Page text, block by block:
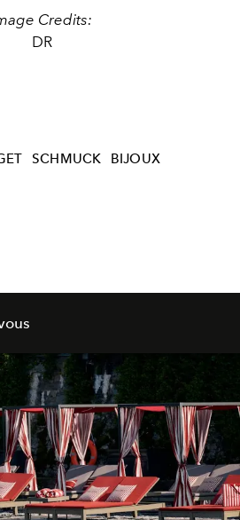
Credits:
DR
SCHMUCK
BIJOUX